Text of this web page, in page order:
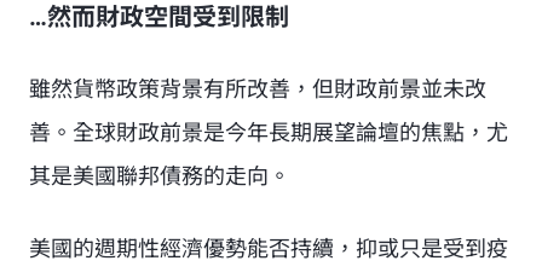
…然而財政空間受到限制
雖然貨幣政策背景有所改善，但財政前景並未改
善。全球財政前景是今年長期展望論壇的焦點，尤
其是美國聯邦債務的走向。
美國的週期性經濟優勢能否持續，抑或只是受到疫